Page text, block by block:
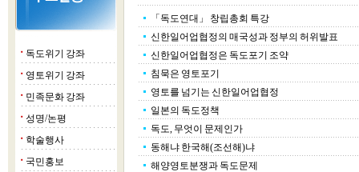
■ 독도위기 강좌
■ 영토위기 강좌
■ 민족문화 강좌
■ 성명/논평
■ 학술행사
■ 국민홍보
「독도연대」 창립총회 특강
신한일어업협정의 매국성과 정부의 허위발표
신한일어업협정은 독도포기 조약
침묵은 영토포기
영토를 넘기는 신한일어업협정
일본의 독도정책
독도, 무엇이 문제인가
동해냐 한국해(조선해)냐
해양영토분쟁과 독도문제